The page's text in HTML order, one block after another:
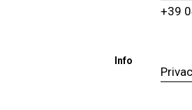
Info
+39